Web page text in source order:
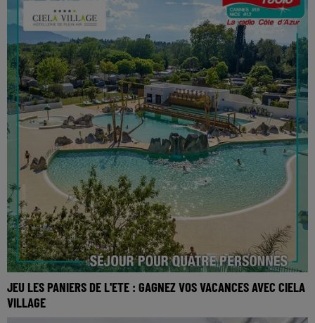
JEU LES PANIERS DE L'ETE : GAGNEZ VOS VACANCES AVEC CIELA
VILLAGE